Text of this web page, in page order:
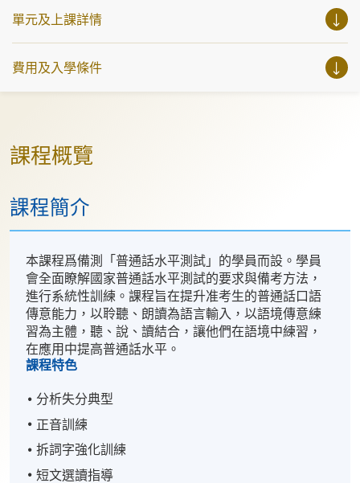
於荔枝角九龍西分校上課的學員請留意
式收據上課。
單元及上課詳情
費用及入學條件
課程概覽
課程簡介
本課程爲備測「普通話水平測試」的學員而設。學員
會全面瞭解國家普通話水平測試的要求與備考方法，
進行系統性訓練。課程旨在提升准考生的普通話口語
傳意能力，以聆聽、朗讀為語言輸入，以語境傳意練
習為主體，聽、說、讀結合，讓他們在語境中練習，
在應用中提高普通話水平。
課程特色
分析失分典型
正音訓練
拆詞字強化訓練
短文選讀指導